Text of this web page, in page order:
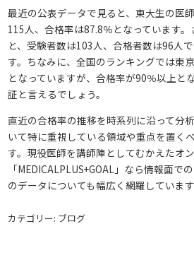
最近の公表データで見ると、東大生の医
115人、合格率は87.8％となっています
と、受験者数は103人、合格者数は96人
す。ちなみに、全国のランキングでは東
となっていますが、合格率が90％以上と
証と言えるでしょう。
直近の合格率の推移を時系列に沿って分
いて特に重視している領域や重点を置く
す。現役医師を講師陣としてむかえたオ
「MEDICALPLUS+GOAL」なら情報面
のデータについても幅広く網羅していま
カテゴリー: ブログ